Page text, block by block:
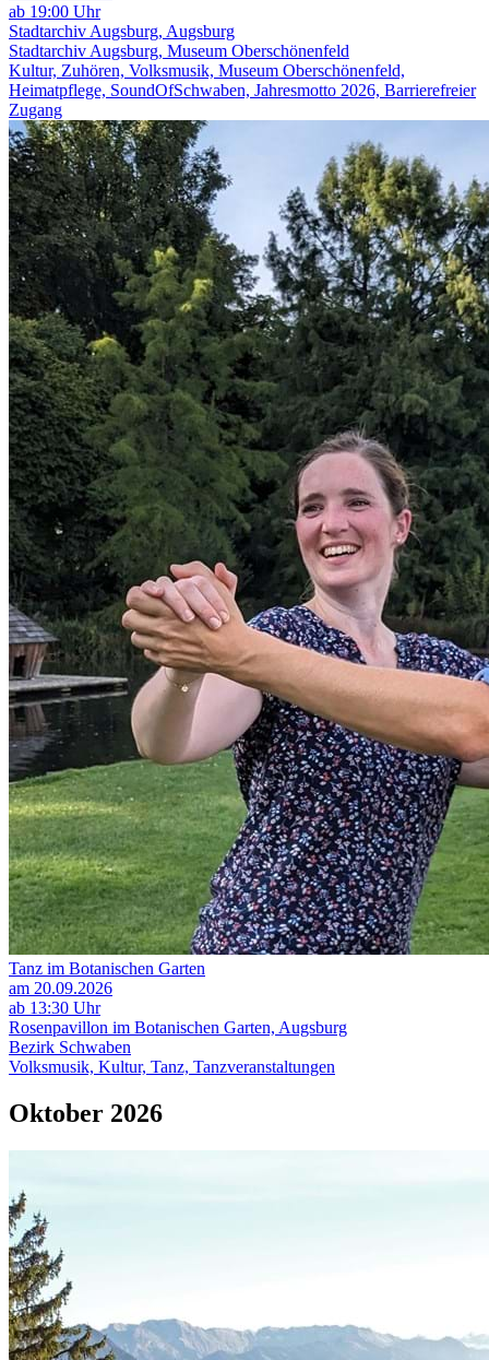
ab 19:00 Uhr
Stadtarchiv Augsburg, Augsburg
Stadtarchiv Augsburg, Museum Oberschönenfeld
Kultur, Zuhören, Volksmusik, Museum Oberschönenfeld,
Heimatpflege, SoundOfSchwaben, Jahresmotto 2026, Barrierefreier
Zugang
Tanz im Botanischen Garten
am 20.09.2026
ab 13:30 Uhr
Rosenpavillon im Botanischen Garten, Augsburg
Bezirk Schwaben
Volksmusik, Kultur, Tanz, Tanzveranstaltungen
Oktober 2026